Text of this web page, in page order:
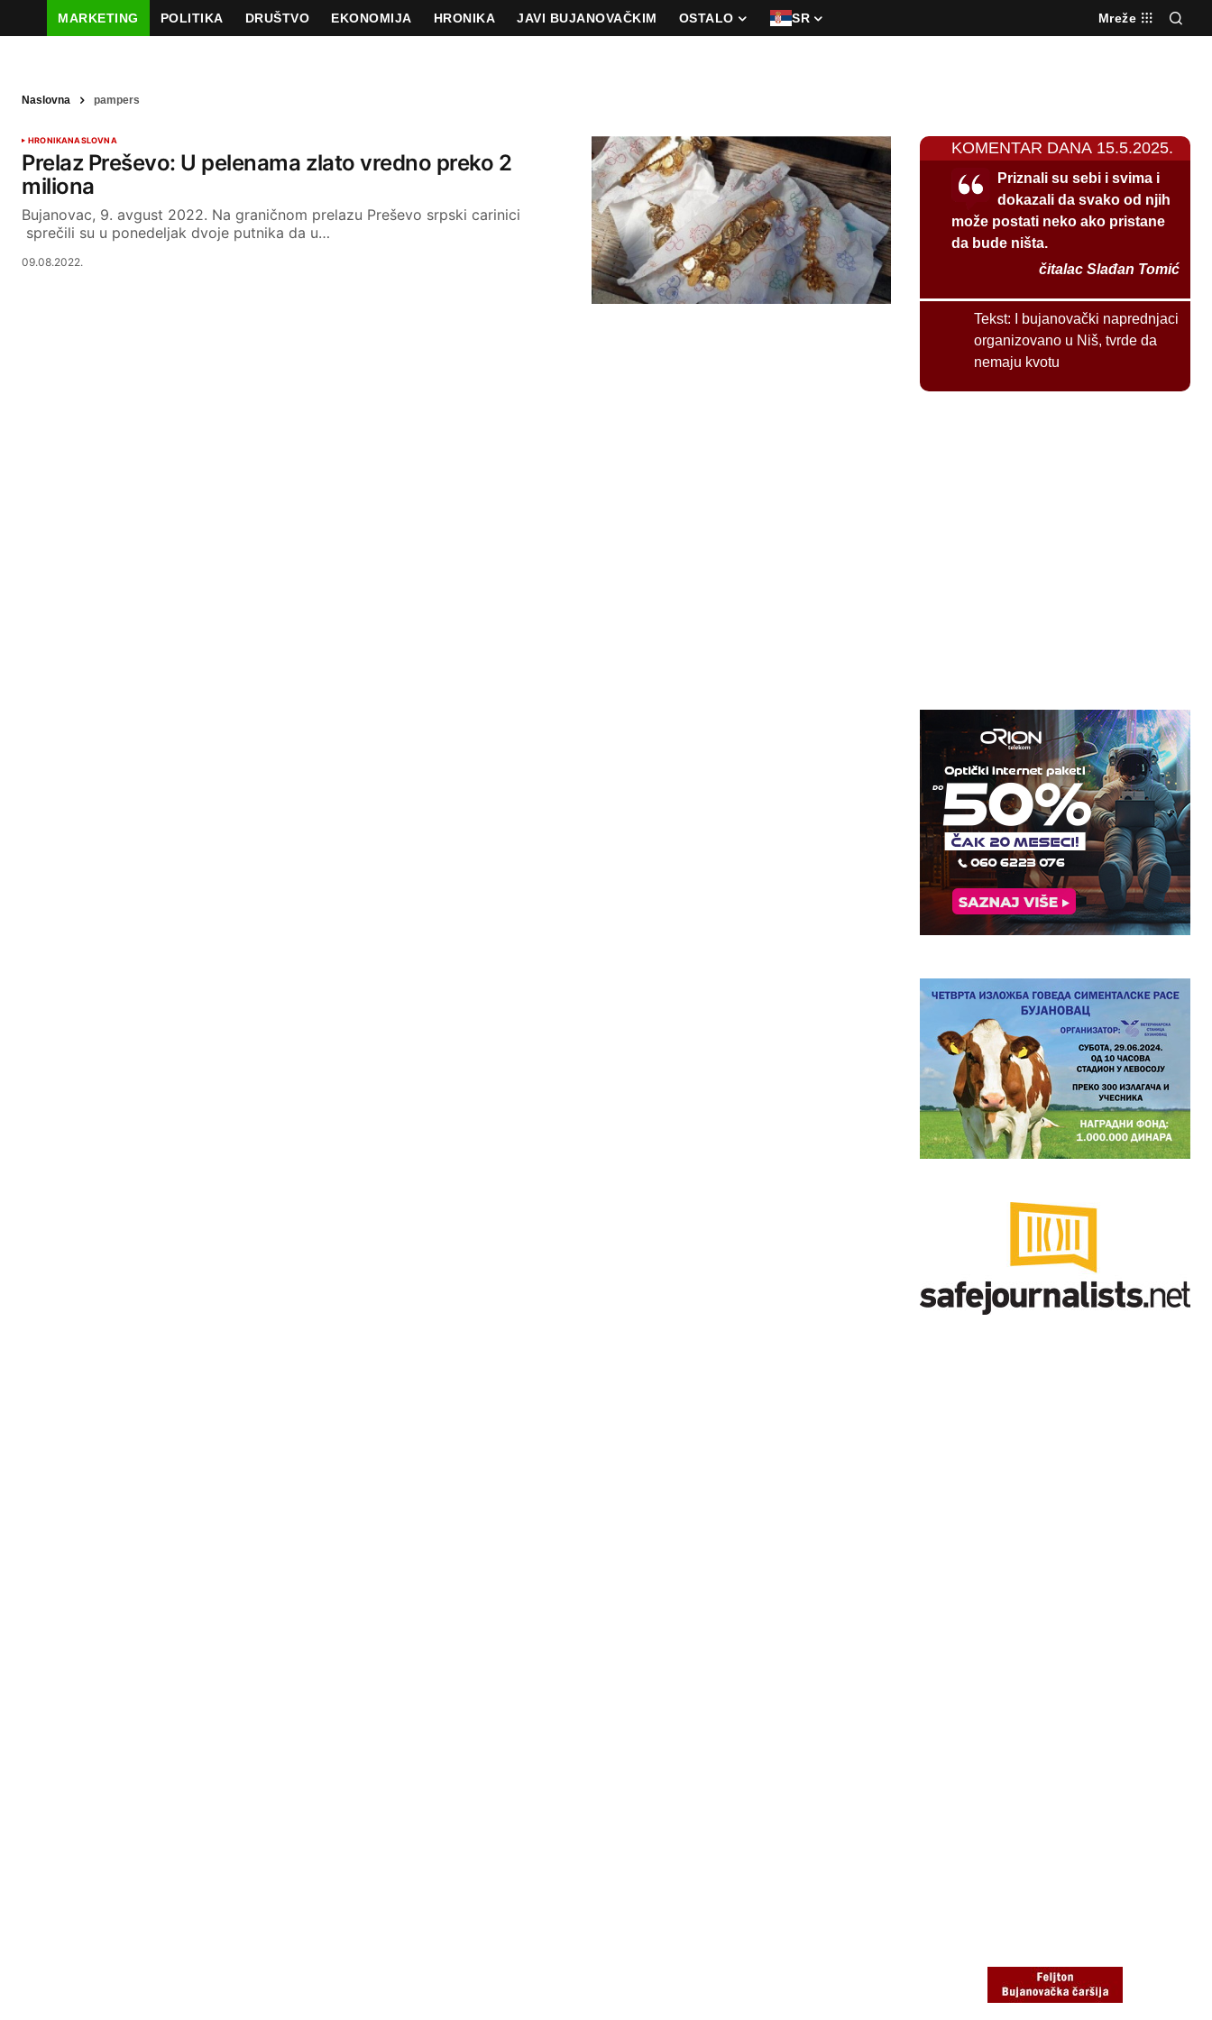
MARKETING POLITIKA DRUŠTVO EKONOMIJA HRONIKA JAVI BUJANOVAČKIM OSTALO SR Mreže
Naslovna pampers
HRONIKANASLOVNA
Prelaz Preševo: U pelenama zlato vredno preko 2
miliona
Bujanovac, 9. avgust 2022. Na graničnom prelazu Preševo srpski carinici
sprečili su u ponedeljak dvoje putnika da u…
09.08.2022.
KOMENTAR DANA 15.5.2025.
Priznali su sebi i svima i
dokazali da svako od njih
može postati neko ako pristane
da bude ništa.
čitalac Slađan Tomić
Tekst:
I bujanovački naprednjaci
organizovano u Niš, tvrde da
nemaju kvotu